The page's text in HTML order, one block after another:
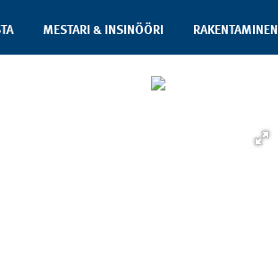
MESTARI & INSINÖÖRI RAKENTAMINEN